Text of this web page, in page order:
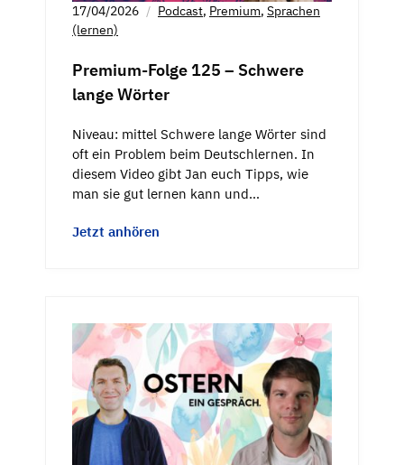
17/04/2026 Podcast, Premium, Sprachen
(lernen)
Premium-Folge 125 – Schwere
lange Wörter
Niveau: mittel Schwere lange Wörter sind
oft ein Problem beim Deutschlernen. In
diesem Video gibt Jan euch Tipps, wie
man sie gut lernen kann und…
Jetzt anhören